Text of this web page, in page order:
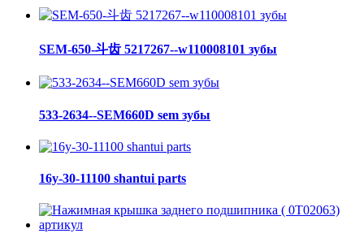
SEM-650-斗齿 5217267--w110008101 зубы
533-2634--SEM660D sem зубы
16y-30-11100 shantui parts